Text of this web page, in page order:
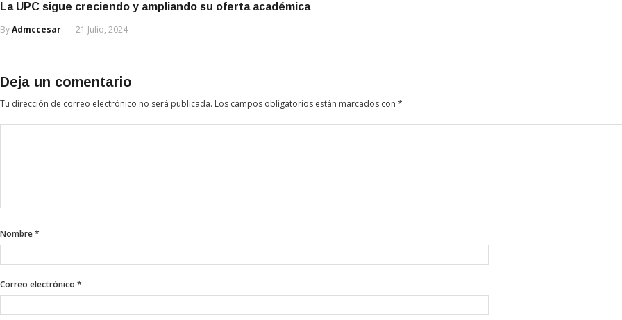
La UPC sigue creciendo y ampliando su oferta académica
ByAdmccesar 21 Julio, 2024
Deja un comentario
Tu dirección de correo electrónico no será publicada. Los campos obligatorios están marcados con *
Nombre*
Correo electrónico *